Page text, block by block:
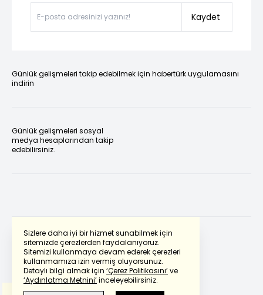
Sizlere daha iyi bir hizmet sunabilmek için
sitemizde çerezlerden faydalanıyoruz.
Sitemizi kullanmaya devam ederek çerezleri
kullanmamıza izin vermiş oluyorsunuz.
Detaylı bilgi almak için ‘Çerez Politikasını’ve
‘Aydınlatma Metnini’inceleyebilirsiniz.
Kaydet
Günlük gelişmeleri takip edebilmek için habertürk uygulamasını
indirin
Günlük gelişmeleri sosyal
medya hesaplarından takip
edebilirsiniz.
Powered by Translate
Bu çevirideGoogle Transletekullanılmıştır.